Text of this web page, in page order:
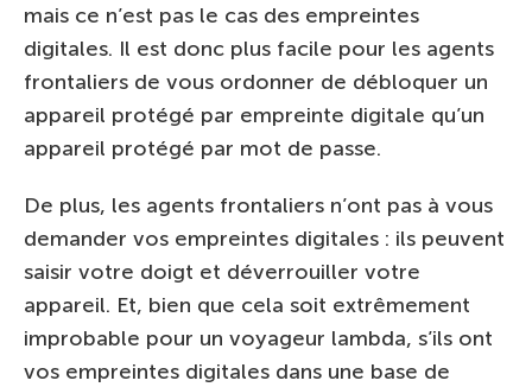
mais ce n’est pas le cas des empreintes
digitales. Il est donc plus facile pour les agents
frontaliers de vous ordonner de débloquer un
appareil protégé par empreinte digitale qu’un
appareil protégé par mot de passe.
De plus, les agents frontaliers n’ont pas à vous
demander vos empreintes digitales : ils peuvent
saisir votre doigt et déverrouiller votre
appareil. Et, bien que cela soit extrêmement
improbable pour un voyageur lambda, s’ils ont
vos empreintes digitales dans une base de